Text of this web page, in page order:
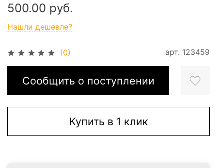
(0) арт. 123459
500.00 руб.
Нашли дешевле?
Сообщить о поступлении
Купить в 1 клик